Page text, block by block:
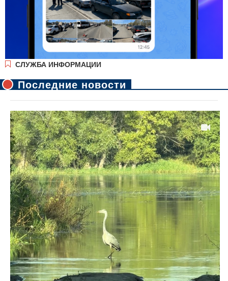
СЛУЖБА ИНФОРМАЦИИ
Последние новости